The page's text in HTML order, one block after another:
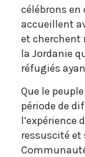
célébrons en
accueillent
et cherchent
la Jordanie
réfugiés
Que le
période de
l’expérience
ressuscité